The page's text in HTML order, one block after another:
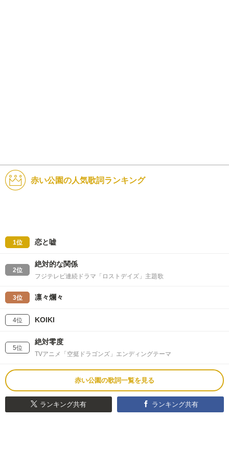
赤い公園の人気歌詞ランキング
1位 恋と嘘
2位
絶対的な関係
フジテレビ連続ドラマ「ロストデイズ」主題歌
3位 凛々爛々
4位 KOIKI
5位
絶対零度
TVアニメ「空挺ドラゴンズ」エンディングテーマ
赤い公園の歌詞一覧を見る
ランキング共有 ランキング共有